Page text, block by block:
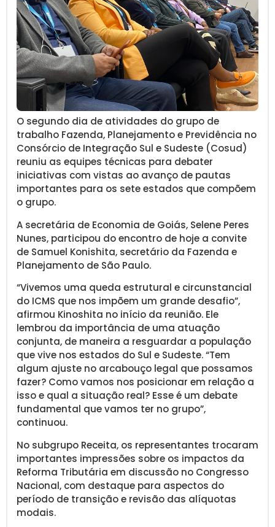
O segundo dia de atividades do grupo de
trabalho Fazenda, Planejamento e Previdência no
Consórcio de Integração Sul e Sudeste (Cosud)
reuniu as equipes técnicas para debater
iniciativas com vistas ao avanço de pautas
importantes para os sete estados que compõem
o grupo.
A secretária de Economia de Goiás, Selene Peres
Nunes, participou do encontro de hoje a convite
de Samuel Konishita, secretário da Fazenda e
Planejamento de São Paulo.
“Vivemos uma queda estrutural e circunstancial
do ICMS que nos impõem um grande desafio”,
afirmou Kinoshita no início da reunião. Ele
lembrou da importância de uma atuação
conjunta, de maneira a resguardar a população
que vive nos estados do Sul e Sudeste. “Tem
algum ajuste no arcabouço legal que possamos
fazer? Como vamos nos posicionar em relação a
isso e qual a situação real? Esse é um debate
fundamental que vamos ter no grupo”,
continuou.
No subgrupo Receita, os representantes trocaram
importantes impressões sobre os impactos da
Reforma Tributária em discussão no Congresso
Nacional, com destaque para aspectos do
período de transição e revisão das alíquotas
modais.